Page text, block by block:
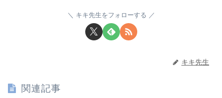
キキ先生をフォローする
キキ先生
関連記事